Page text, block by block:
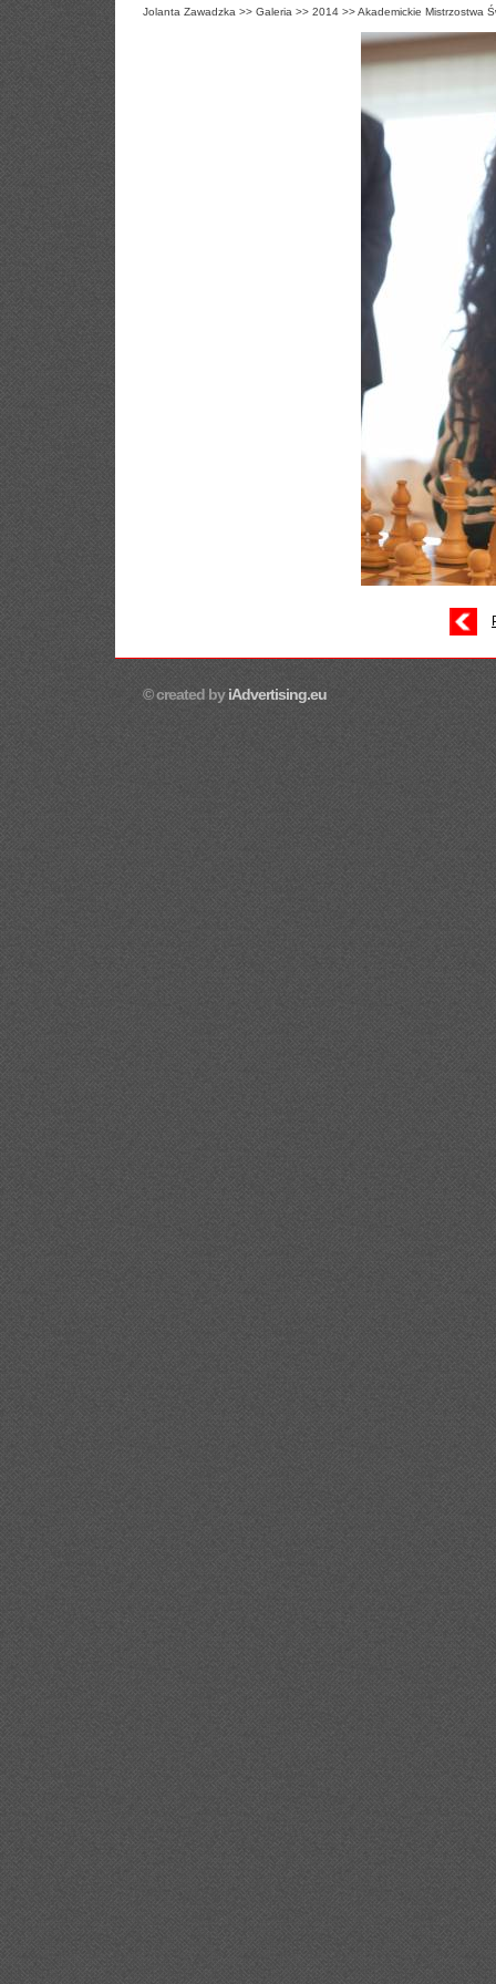
Jolanta Zawadzka >> Galeria >> 2014 >>Akademickie Mistrzostwa
© created byiAdvertising.eu